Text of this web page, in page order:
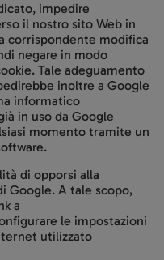
impedire
il nostro sito Web in
corrispondente modifica
negare in modo
Tale adeguamento
inoltre a Google
informatico
in uso da Google
momento tramite un
di opporsi alla
Google. A tale scopo,
a
le impostazioni
utilizzato